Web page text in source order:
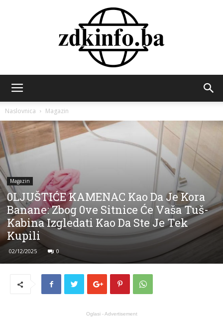
INFO
Naslovnica Magazin
Magazin
0LJUŠTIĆE KAMENAC Kao Da Je Kora
Banane: Zbog 0ve Sitnice Će Vaša Tuš-
Kabina Izgledati Kao Da Ste Je Tek
Kupili
02/12/2025 0
Oglasi - Advertisement